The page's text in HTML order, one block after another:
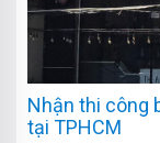
Nhận thi công
tại TPHCM